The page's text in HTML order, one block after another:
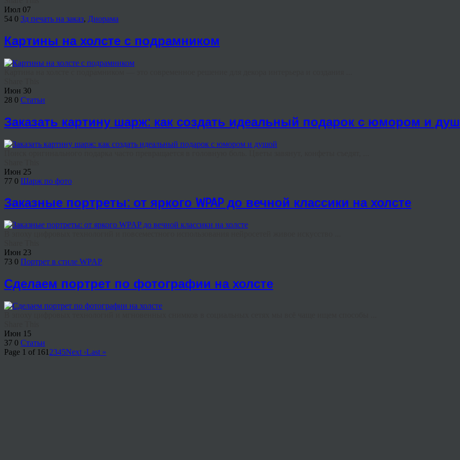
Июл 07
54 0 3д печать на заказ, Диорама
Картины на холсте с подрамником
Июн 30
28 0 Статьи
Заказать картину шарж: как создать идеальный подарок с юмором и
Июн 25
77 0 Шарж по фото
Заказные портреты: от яркого WPAP до вечной классики на холсте
Июн 23
73 0 Портрет в стиле WPAP
Сделаем портрет по фотографии на холсте
Июн 15
37 0 Статьи
Page 1 of 161 2345Next ›Last »